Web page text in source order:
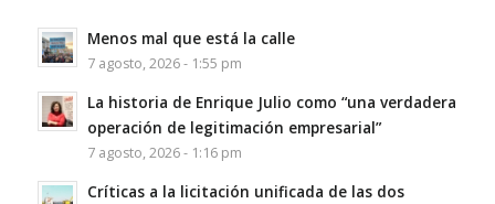
Menos mal que está la calle
7 agosto, 2026 - 1:55 pm
La historia de Enrique Julio como “una verdadera
operación de legitimación empresarial”
7 agosto, 2026 - 1:16 pm
Críticas a la licitación unificada de las dos